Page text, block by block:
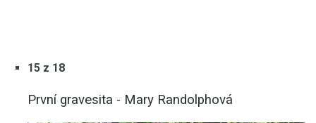
15 z 18
První gravesita - Mary Randolphová